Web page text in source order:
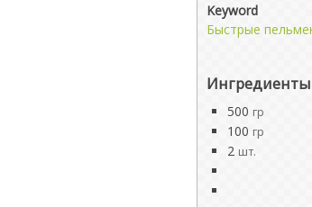
Keyword
Быстрые
Ингредиенты
500 гр
100 гр
2 шт.